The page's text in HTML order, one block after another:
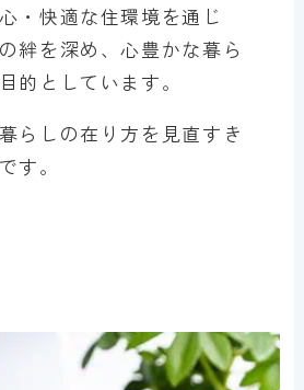
・快適な住環境を通じ
絆を深め、心豊かな暮ら
的としています。
らしの在り方を見直すき
す。